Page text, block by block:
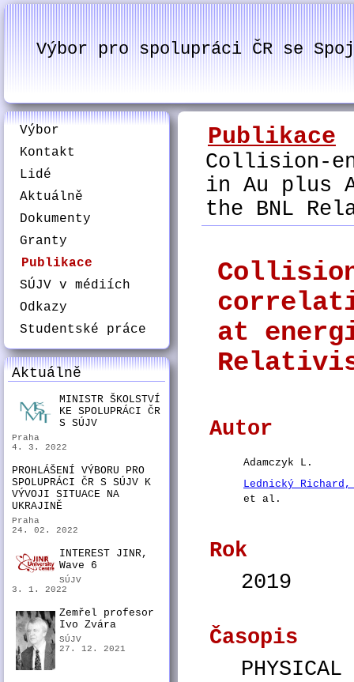
Výbor pro spolupráci ČR se
Výbor
Kontakt
Lidé
Aktuálně
Dokumenty
Granty
Publikace
SÚJV v médiích
Odkazy
Studentské práce
Aktuálně
MINISTR ŠKOLSTVÍ
KE SPOLUPRÁCI ČR
S SÚJV
Praha
4. 3. 2022
PROHLÁŠENÍ VÝBORU PRO
SPOLUPRÁCI ČR S SÚJV K
VÝVOJI SITUACE NA
UKRAJINĚ
Praha
24. 02. 2022
INTEREST JINR,
Wave 6
SÚJV
3. 1. 2022
Zemřel profesor
Ivo Zvára
SÚJV
27. 12. 2021
Publikace
Collision-
in Au plus
the BNL
at
Autor
Adamczyk L.
Lednický
et al.
Rok
2019
Časopis